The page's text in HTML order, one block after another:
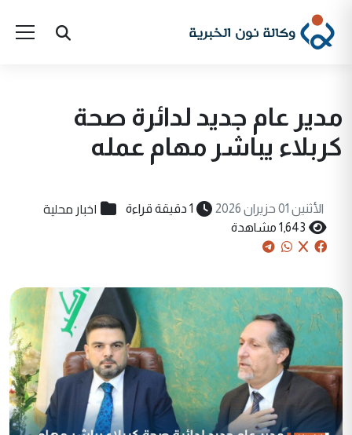
مدير عام جديد لدائرة صحة
كربلاء يباشر مهام عمله
الأثنين 01 حزيران 2026 1 دقيقة قراءة اخبار محلية
1,643 مشاهدة